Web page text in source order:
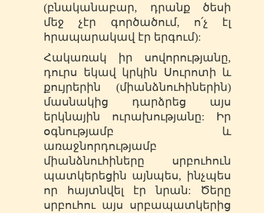
(բնականաբար, դրանք ծեսի
մեջ չէր գործածում, ո՛չ էլ
հրապարակավ էր երգում):
Հակառակ իր սովորությանը,
դուրս եկավ կրկին Սուրոտի և
քույրերին (միանձնուհիներին)
մասնակից դարձրեց այս
երկնային ուրախությանը: Իր
օգնությամբ և
առաջնորդությամբ
միանձնուհիները սրբուհուն
պատկերեցին այնպես, ինչպես
որ հայտնվել էր նրան: Ծերը
սրբուհու այս սրբապատկերից